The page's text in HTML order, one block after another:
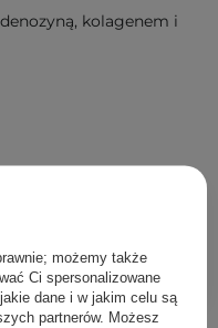
DO KOSZYKA
kolagenem i
możemy także
Ci spersonalizowane
dane i w jakim celu są
partnerów. Możesz